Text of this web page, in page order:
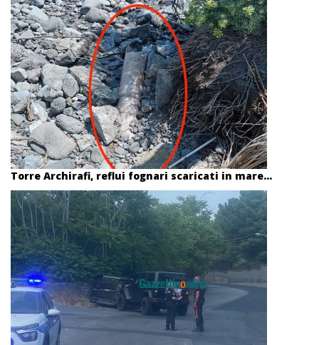
Torre Archirafi, reflui fognari scaricati in mare...